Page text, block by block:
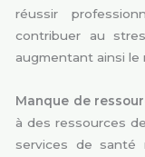
réussir
contribuer au
augmentant ainsi
Manque de
à des ressources
services de santé